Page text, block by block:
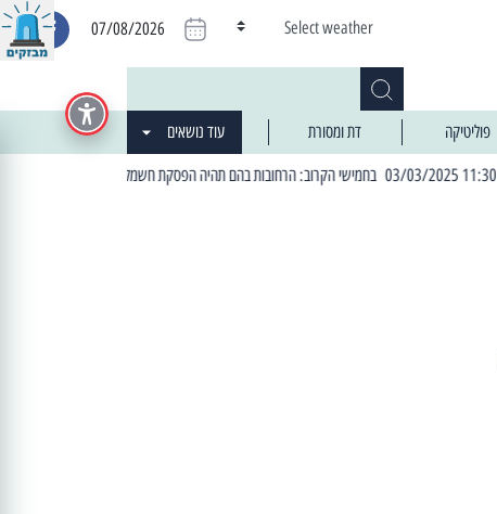
Select weather
07/08/2026
פוליטיקה דת ומסורת עוד נושאים